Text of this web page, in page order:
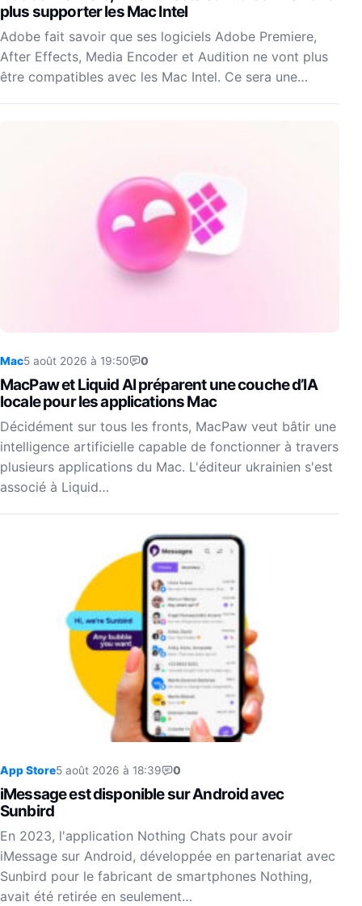
plus supporter les Mac Intel
Adobe fait savoir que ses logiciels Adobe Premiere,
After Effects, Media Encoder et Audition ne vont plus
être compatibles avec les Mac Intel. Ce sera une…
Mac5 août 2026 à 19:50 0
MacPaw et Liquid AI préparent une couche d’IA
locale pour les applications Mac
Décidément sur tous les fronts, MacPaw veut bâtir une
intelligence artificielle capable de fonctionner à travers
plusieurs applications du Mac. L'éditeur ukrainien s'est
associé à Liquid…
App Store5 août 2026 à 18:39 0
iMessage est disponible sur Android avec
Sunbird
En 2023, l'application Nothing Chats pour avoir
iMessage sur Android, développée en partenariat avec
Sunbird pour le fabricant de smartphones Nothing,
avait été retirée en seulement…